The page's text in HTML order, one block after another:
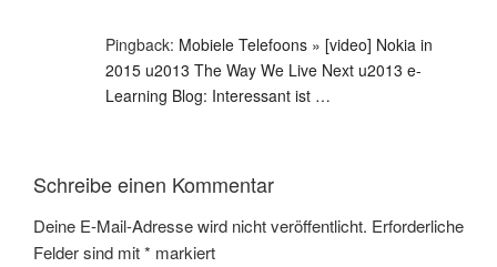
Pingback: Mobiele Telefoons » [video] Nokia in
2015 u2013 The Way We Live Next u2013 e-
Learning Blog: Interessant ist …
Schreibe einen Kommentar
Deine E-Mail-Adresse wird nicht veröffentlicht. Erforderliche
Felder sind mit* markiert